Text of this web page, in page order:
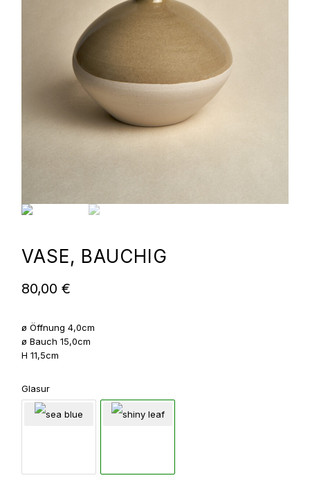
VASE, BAUCHIG
80,00 €
ø Öffnung 4,0cm
ø Bauch 15,0cm
H 11,5cm
Glasur